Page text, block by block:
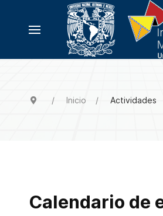
Inicio Actividades
Calendario de